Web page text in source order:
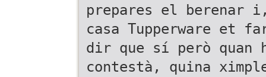
prepares el berenar
casa Tupperware et
dir que sí però quan
contestà, quina